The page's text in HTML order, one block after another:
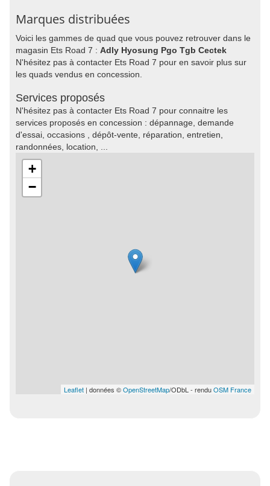
Marques distribuées
Voici les gammes de quad que vous pouvez retrouver dans le
magasin Ets Road 7 : Adly Hyosung Pgo Tgb Cectek
N'hésitez pas à contacter Ets Road 7 pour en savoir plus sur
les quads vendus en concession.
Services proposés
N'hésitez pas à contacter Ets Road 7 pour connaitre les
services proposés en concession : dépannage, demande
d'essai, occasions , dépôt-vente, réparation, entretien,
randonnées, location, ...
+
−
Leaflet | données ©OpenStreetMap/ODbL - renduOSM France